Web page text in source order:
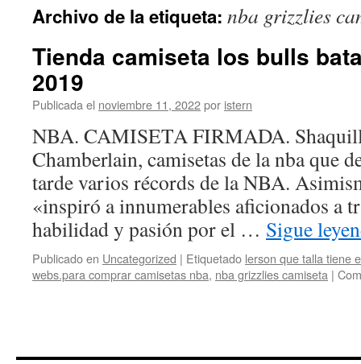
contenido
Archivo de la etiqueta: nba grizzlies
Tienda camiseta los bulls
2019
Publicada el noviembre 11, 2022por istern
NBA. CAMISETA FIRMADA.
Chamberlain, camisetas de la nba que
tarde varios récords de la NBA.
«inspiró a innumerables aficionados a
habilidad y pasión por el … Sigue
Publicado en Uncategorized | Etiquetado lerson que talla tiene
webs.para comprar camisetas nba, nba grizzlies camiseta |